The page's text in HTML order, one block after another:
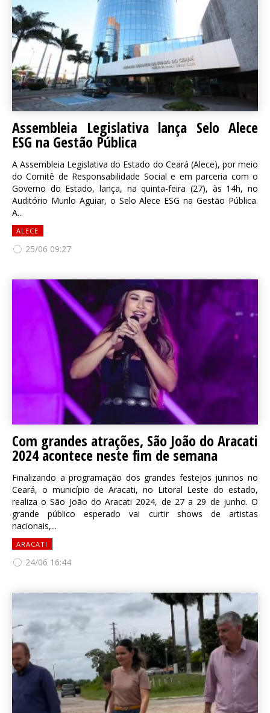
Assembleia Legislativa lança Selo Alece
ESG na Gestão Pública
A Assembleia Legislativa do Estado do Ceará (Alece), por meio
do Comitê de Responsabilidade Social e em parceria com o
Governo do Estado, lança, na quinta-feira (27), às 14h, no
Auditório Murilo Aguiar, o Selo Alece ESG na Gestão Pública.
A...
ALECE
25/06 09:27
Com grandes atrações, São João do Aracati
2024 acontece neste fim de semana
Finalizando a programação dos grandes festejos juninos no
Ceará, o município de Aracati, no Litoral Leste do estado,
realiza o São João do Aracati 2024, de 27 a 29 de junho. O
grande público esperado vai curtir shows de artistas
nacionais,...
ARACATI
24/06 16:44